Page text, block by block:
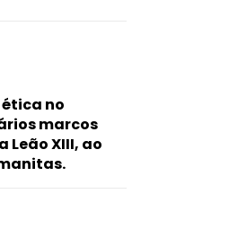
no
marcos
Leão XIII, ao